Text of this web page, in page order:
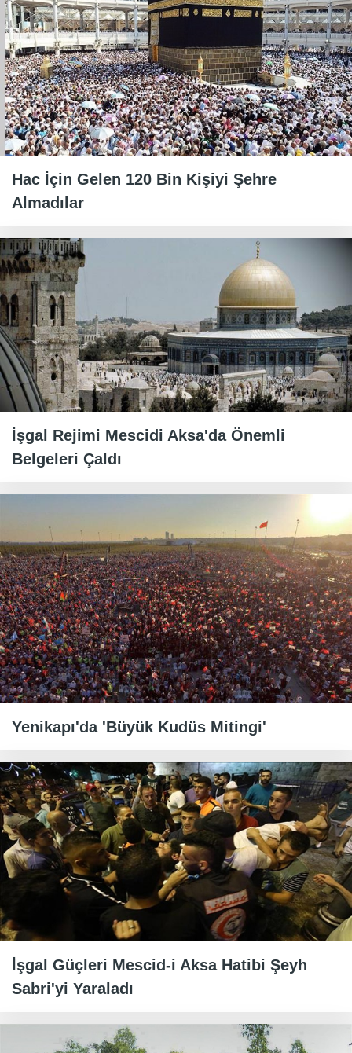
Hac İçin Gelen 120 Bin Kişiyi Şehre
Almadılar
İşgal Rejimi Mescidi Aksa'da Önemli
Belgeleri Çaldı
Yenikapı'da 'Büyük Kudüs Mitingi'
İşgal Güçleri Mescid-i Aksa Hatibi Şeyh
Sabri'yi Yaraladı